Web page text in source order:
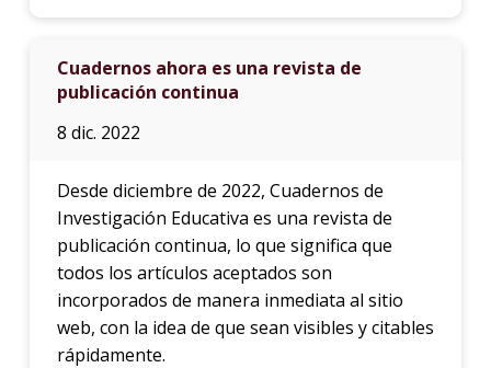
Cuadernos ahora es una revista de
publicación continua
8 dic. 2022
Desde diciembre de 2022, Cuadernos de
Investigación Educativa es una revista de
publicación continua, lo que significa que
todos los artículos aceptados son
incorporados de manera inmediata al sitio
web, con la idea de que sean visibles y citables
rápidamente.